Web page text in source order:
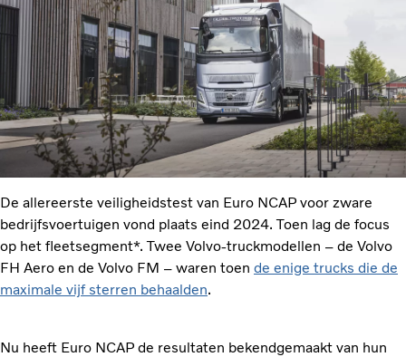
De allereerste veiligheidstest van Euro NCAP voor zware
bedrijfsvoertuigen vond plaats eind 2024. Toen lag de focus
op het fleetsegment*. Twee Volvo-truckmodellen – de Volvo
FH Aero en de Volvo FM – waren toen de enige trucks die de
maximale vijf sterren behaalden.
Nu heeft Euro NCAP de resultaten bekendgemaakt van hun